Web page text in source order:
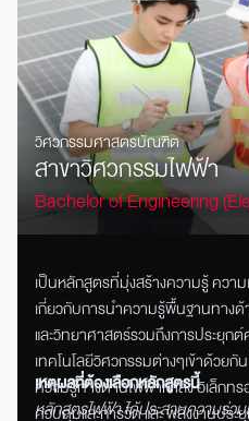
วิศวกรรมศาสตรบัณฑิต
สาขาวิศวกรรมไฟฟ้า
Bachelor of Engineering
Engineering)
เป็นหลักสูตรที่มุ่งสร้างความรู้ความ
เกี่ยวกับการนำความรู้พื้นฐานทา
และวิทยาศาสตร์รวมถึงการประยุก
เทคโนโลยีวิศวกรรมต่างๆเข้าด้วยกัน
ความรู้ทางด้านไฟฟ้ากำลังอิเล็กท
ควบคุมและการวัดและพลังงานประ
เหตุผลที่ต้องเลือกหลักสูตรนี้
หลักสูตรไฟฟ้า ได้ประสานความร่ว